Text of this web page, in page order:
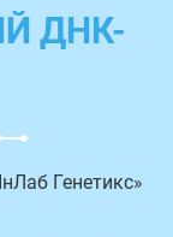
ДНК-
Генетикс»